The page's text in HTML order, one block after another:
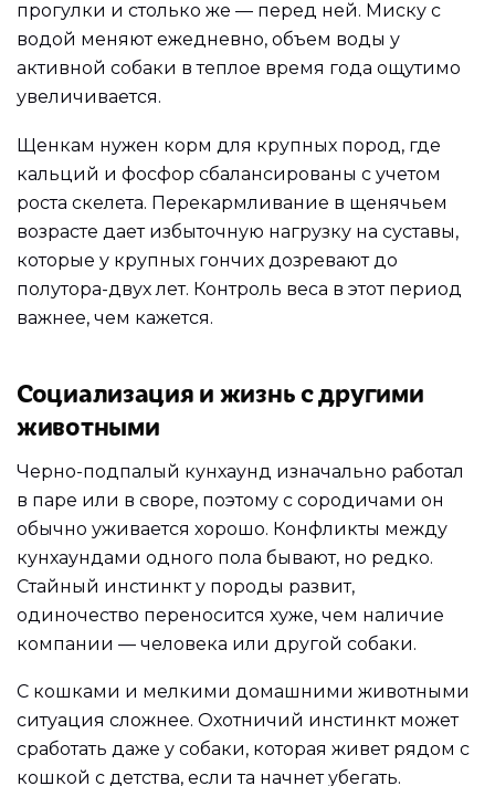
прогулки и столько же — перед ней. Миску с
водой меняют ежедневно, объем воды у
активной собаки в теплое время года ощутимо
увеличивается.
Щенкам нужен корм для крупных пород, где
кальций и фосфор сбалансированы с учетом
роста скелета. Перекармливание в щенячьем
возрасте дает избыточную нагрузку на суставы,
которые у крупных гончих дозревают до
полутора-двух лет. Контроль веса в этот период
важнее, чем кажется.
Социализация и жизнь с другими
животными
Черно-подпалый кунхаунд изначально работал
в паре или в своре, поэтому с сородичами он
обычно уживается хорошо. Конфликты между
кунхаундами одного пола бывают, но редко.
Стайный инстинкт у породы развит,
одиночество переносится хуже, чем наличие
компании — человека или другой собаки.
С кошками и мелкими домашними животными
ситуация сложнее. Охотничий инстинкт может
сработать даже у собаки, которая живет рядом с
кошкой с детства, если та начнет убегать.